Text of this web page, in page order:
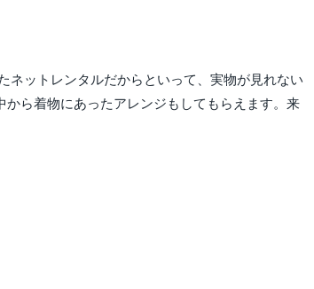
ネットレンタルだからといって、実物が見れない
ら着物にあったアレンジもしてもらえます。来